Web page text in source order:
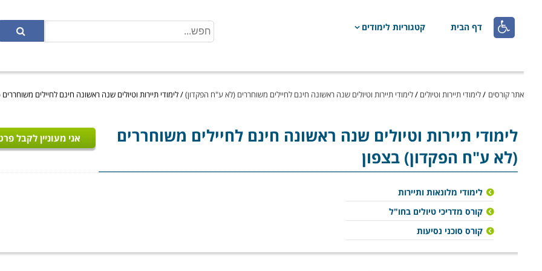
 דף הבית קטגוריות לימודים
אתר קורסים /לימודי תיירות וטיולים /לימודי תיירות וטיולים שנה ראשונה חינם לחיילים משוחררים (לא ע"ח הפקדון)/לימודי תיירות וטיולים שנה ראשונה חינם לחיילים
לימודי תיירות וטיוליםשנה ראשונה חינם לחיילים משוחררים
(לא ע"ח הפקדון) בצפון
אני מעוניין לקבל
לימודי מלונאות ותיירות
קורס מדריכי טיולים בחו"ל
קורס סוכני נסיעות